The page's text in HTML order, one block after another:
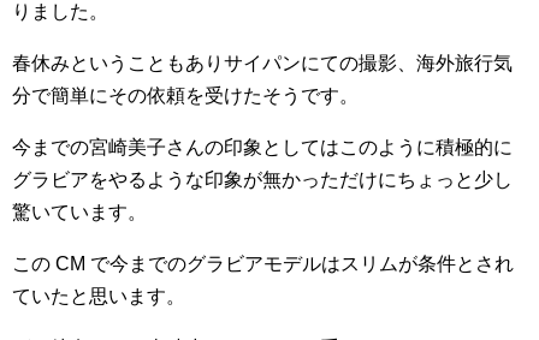
りました。
春休みということもありサイパンにての撮影、海外旅行気
分で簡単にその依頼を受けたそうです。
今までの宮崎美子さんの印象としてはこのように積極的に
グラビアをやるような印象が無かっただけにちょっと少し
驚いています。
この CM で今までのグラビアモデルはスリムが条件とされ
ていたと思います。